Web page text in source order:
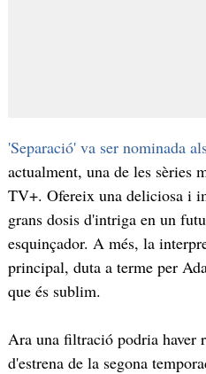
'Separació' va ser nominada
actualment, una de les sèries
TV+. Ofereix una deliciosa i
grans dosis d'intriga en un
esquinçador. A més, la
principal, duta a terme per
que és sublim.
Ara una filtració podria haver
d'estrena de la segona